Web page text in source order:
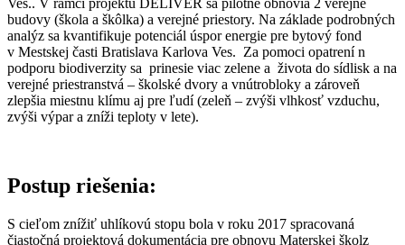
Ves.. V rámci projektu DELIVER sa pilotne obnovia 2 verejné
budovy (škola a škôlka) a verejné priestory. Na základe podrobných
analýz sa kvantifikuje potenciál úspor energie pre bytový fond
v Mestskej časti Bratislava Karlova Ves. Za pomoci opatrení n
podporu biodiverzity sa prinesie viac zelene a života do sídlisk a na
verejné priestranstvá – školské dvory a vnútrobloky a zároveň
zlepšia miestnu klímu aj pre ľudí (zeleň – zvýši vlhkosť vzduchu,
zvýši výpar a zníži teploty v lete).
Postup riešenia:
S cieľom znížiť uhlíkovú stopu bola v roku 2017 spracovaná
čiastočná projektová dokumentácia pre obnovu Materskej školz